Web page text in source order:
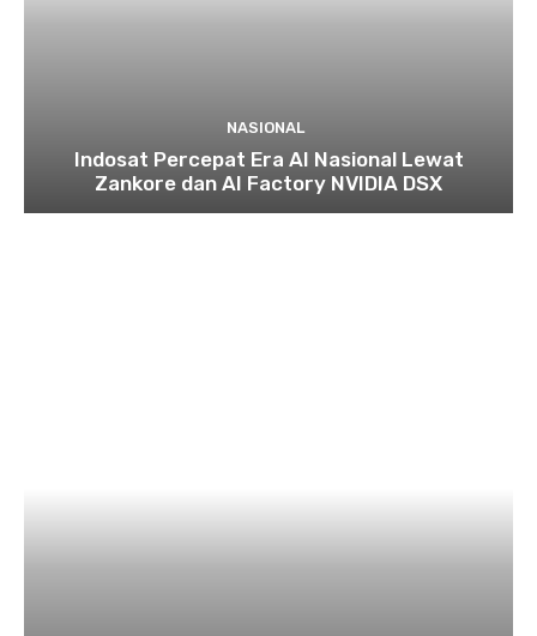
NASIONAL
Indosat Percepat Era AI Nasional Lewat
Zankore dan AI Factory NVIDIA DSX